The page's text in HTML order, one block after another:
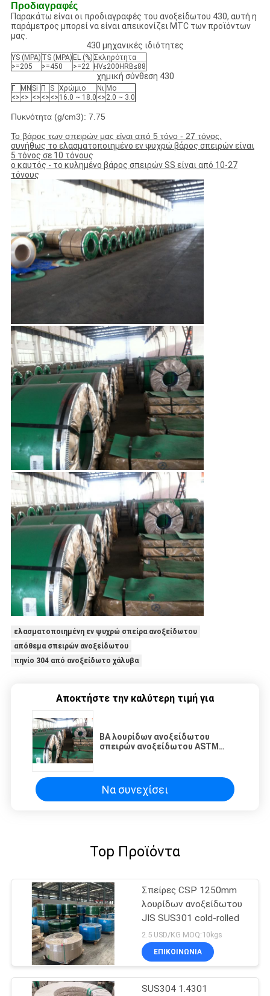
Προδιαγραφές
Παρακάτω είναι οι προδιαγραφές του ανοξείδωτου 430, αυτή η
παράμετρος μπορεί να είναι απεικονίζει MTC των προϊόντων
μας.
430 μηχανικές ιδιότητες
YS (MPA) TS (MPA) EL (%) Σκληρότητα
>=205
>=450 >=22 HV≤200HRB≤88
χημική σύνθεση 430
Γ ΜΝ Si Π S Χρώμιο Νι Mo
<> <> <> <> <> 16.0 ~ 18.0 <> 2.0 ~ 3.0
Πυκνότητα (g/cm3): 7.75
Το βάρος των σπειρών μας είναι από 5 τόνο - 27 τόνος.
συνήθως το ελασματοποιημένο εν ψυχρώ βάρος σπειρών είναι
5 τόνος σε 10 τόνους
ο καυτός - το κυλημένο βάρος σπειρών SS είναι από 10-27
τόνους
ελασματοποιημένη εν ψυχρώ σπείρα ανοξείδωτου
απόθεμα σπειρών ανοξείδωτου
πηνίο 304 από ανοξείδωτο χάλυβα
Αποκτήστε την καλύτερη τιμή για
BA λουρίδων ανοξείδωτου
σπειρών ανοξείδωτου ASTM
Να συνεχίσει
Top Προϊόντα
Σπείρες CSP 1250mm
λουρίδων ανοξείδωτου
JIS SUS301 cold-rolled
2.5 USD/KG MOQ:10kgs
ΕΠΙΚΟΙΝΩΝΙΑ
SUS304 1.4301